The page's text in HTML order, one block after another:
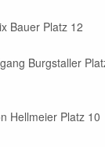
Bauer Platz 12
Burgstaller
Hellmeier Platz 10